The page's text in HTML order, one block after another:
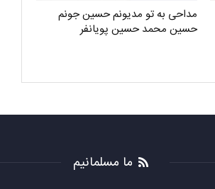
مداحی به تو مدیونم حسین جونم
حسین محمد حسین پویانفر
ما مسلمانیم